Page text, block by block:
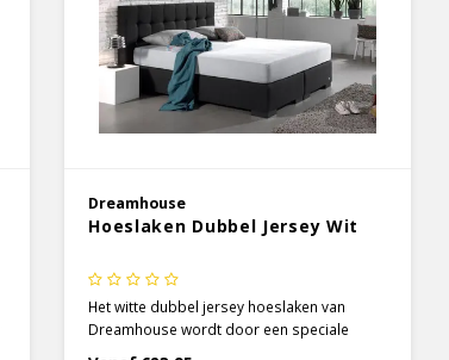
Dreamhouse
Hoeslaken Dubbel Jersey Wit
Het witte dubbel jersey hoeslaken van
Dreamhouse wordt door een speciale